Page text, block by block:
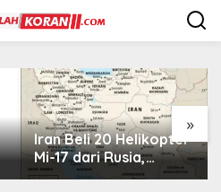
»
Iran Beli 20 Helikopter
Mi-17 dari Rusia,
Perkuat Armada Udara